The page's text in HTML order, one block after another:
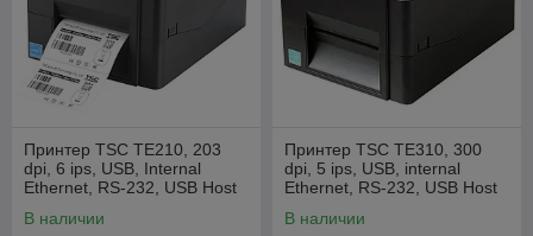
Принтер TSC TE210, 203
dpi, 6 ips, USB, Internal
Ethernet, RS-232, USB Host
В наличии
Принтер TSC TE310, 300
dpi, 5 ips, USB, internal
Ethernet, RS-232, USB Host
В наличии